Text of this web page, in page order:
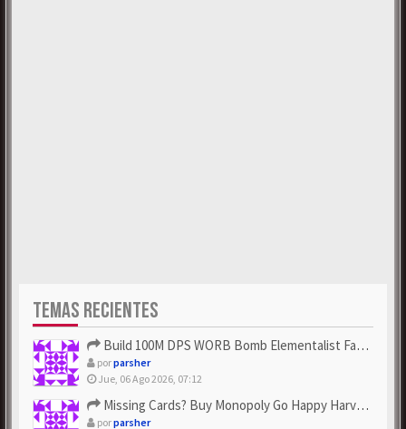
TEMAS RECIENTES
Build 100M DPS WORB Bomb Elementalist Fast - Grab POE Curren...
porparsher
Jue, 06 Ago 2026, 07:12
Missing Cards? Buy Monopoly Go Happy Harvest with Looney Tun...
porparsher